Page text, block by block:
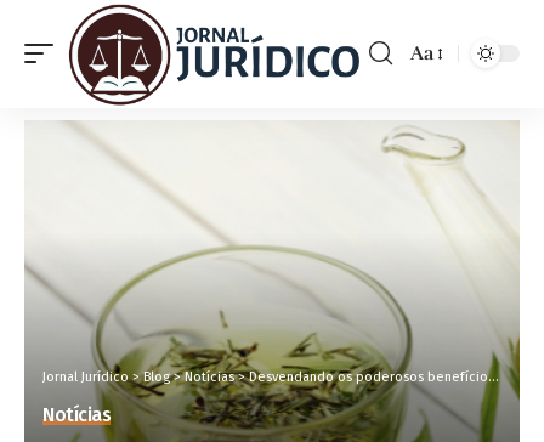
Aa
Jornal Jurídico>Blog>Notícias>Desvendando os poderosos benefícios do chá-verde para o seu bem-estar
Notícias